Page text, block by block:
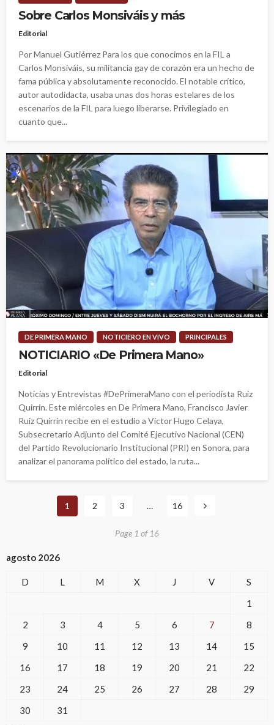
Sobre Carlos Monsiváis y más
Editorial
Por Manuel Gutiérrez Para los que conocimos en la FIL a
Carlos Monsiváis, su militancia gay de corazón era un hecho de
fama pública y absolutamente reconocido. El notable crítico,
autor autodidacta, usaba unas dos horas estelares de los
escenarios de la FIL para luego liberarse. Privilegiado en
cuanto que...
DE PRIMERA MANO NOTICIERO EN VIVO PRINCIPALES
NOTICIARIO «De Primera Mano»
Editorial
Noticias y Entrevistas #DePrimeraMano con el periodista Ruiz
Quirrín. Este miércoles en De Primera Mano, Francisco Javier
Ruiz Quirrín recibe en el estudio a Víctor Hugo Celaya,
Subsecretario Adjunto del Comité Ejecutivo Nacional (CEN)
del Partido Revolucionario Institucional (PRI) en Sonora, para
analizar el panorama político del estado, la ruta...
1 2 3 … 16
Page 1 of 16
agosto 2026
D L M X J V
S
1
2
3 4 5 6 7
8
9
10 11 12 13 14
15
16
17 18 19 20 21
22
23
24 25 26 27 28
29
30
31